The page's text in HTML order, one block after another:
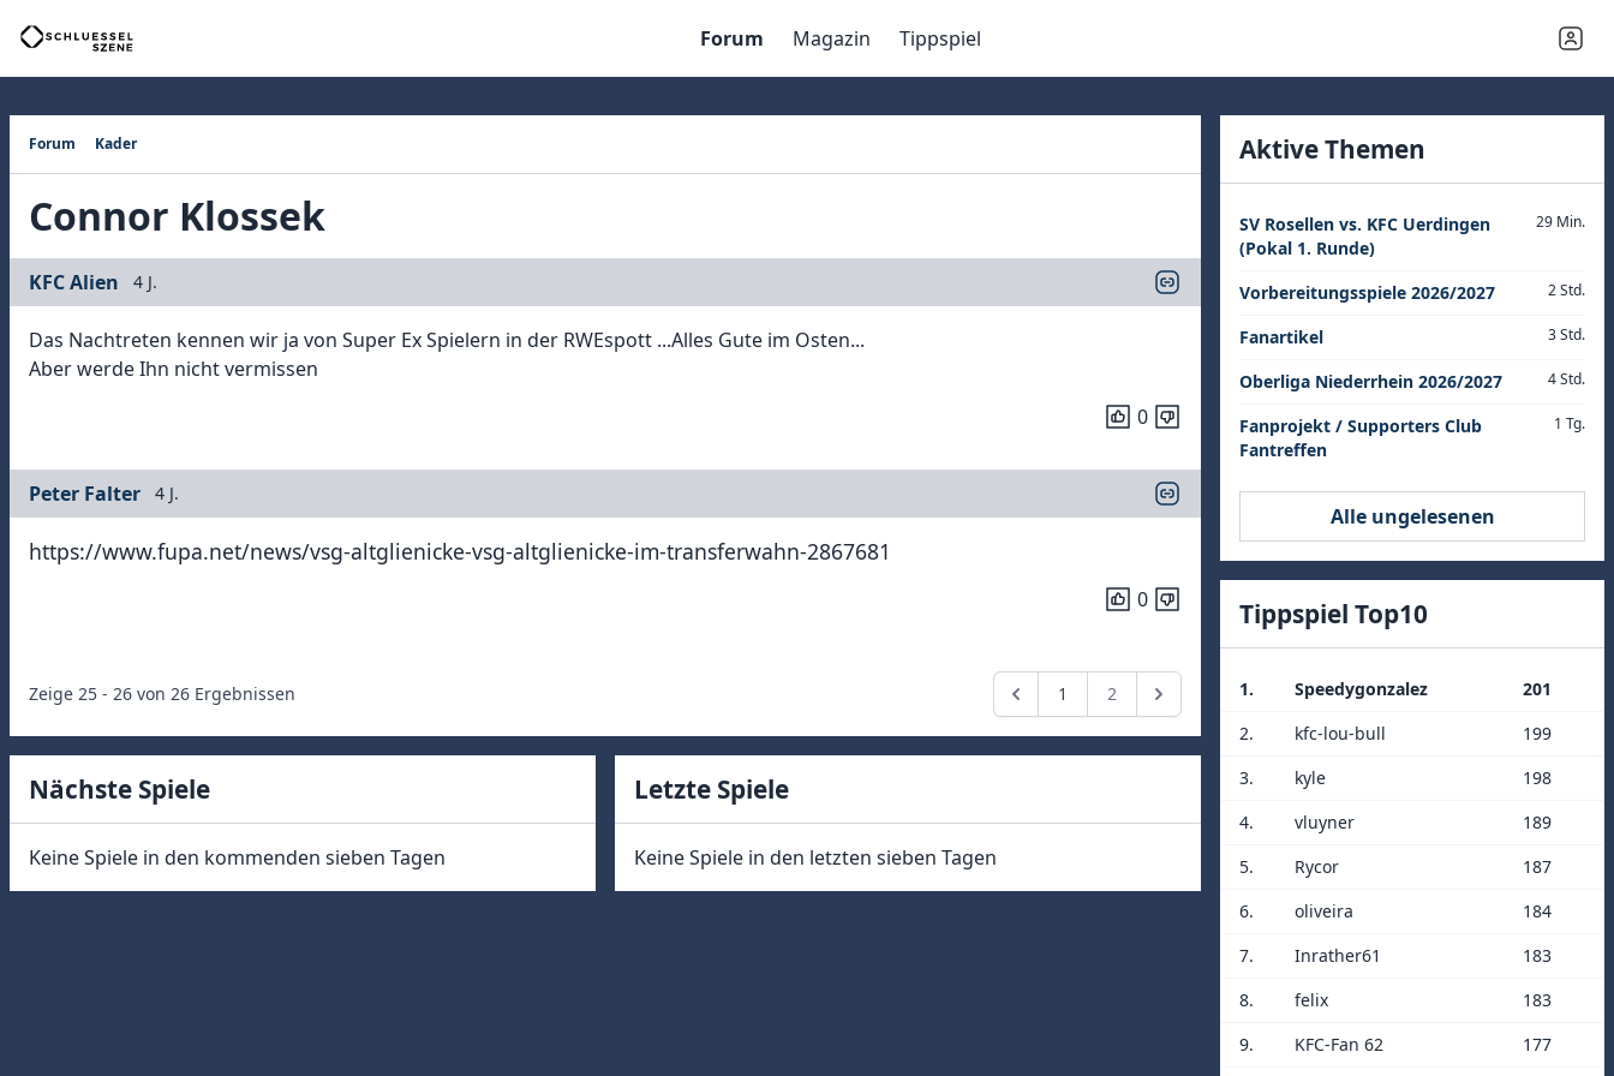
Forum Magazin Tippspiel
Forum Kader
Connor Klossek
KFC Alien 4 J.
Das Nachtreten kennen wir ja von Super Ex Spielern in der RWEspott ...Alles Gute im Osten...
Aber werde Ihn nicht vermissen
0
Peter Falter 4 J.
https://www.fupa.net/news/vsg-altglienicke-vsg-altglienicke-im-transferwahn-2867681
0
Zeige 25 - 26 von 26 Ergebnissen 1 2
Nächste Spiele
Keine Spiele in den kommenden sieben Tagen
Letzte Spiele
Keine Spiele in den letzten sieben Tagen
Aktive Themen
SV Rosellen vs. KFC Uerdingen
(Pokal 1. Runde)
29 Min.
Vorbereitungsspiele 2026/2027 2 Std.
Fanartikel 3 Std.
Oberliga Niederrhein 2026/2027 4 Std.
Fanprojekt / Supporters Club
Fantreffen
1 Tg.
Alle ungelesenen
Tippspiel Top10
1. Speedygonzalez
201
2.
kfc-lou-bull
199
3.
kyle
198
4.
vluyner
189
5.
Rycor
187
6.
oliveira
184
7.
Inrather61
183
8.
felix
183
9.
KFC-Fan 62 177